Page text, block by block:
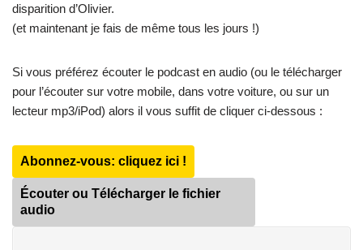
disparition d’Olivier.
(et maintenant je fais de même tous les jours !)
Si vous préférez écouter le podcast en audio (ou le télécharger
pour l’écouter sur votre mobile, dans votre voiture, ou sur un
lecteur mp3/iPod) alors il vous suffit de cliquer ci-dessous :
Abonnez-vous: cliquez ici !
Écouter ou Télécharger le fichier
audio